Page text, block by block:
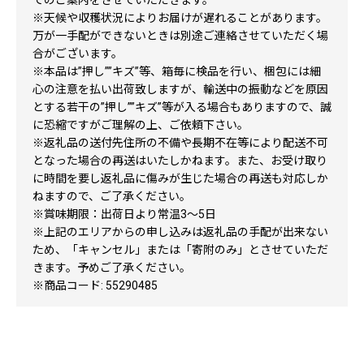
※天候や収穫状況によりお届けが遅れることがあります。
万が一手配ができないときは別途ご連絡させていただく場
合がございます。
※本品は”押し””キズ”等、箱毎に検品を行い、梱包には細
心の注意を払い出荷致しますが、輸送中の振動などを原因
とする若干の”押し””キズ”等が入る場合もありますので、誠
に恐縮ですがご理解の上、ご依頼下さい。
※返礼品の送付先住所の不備や長期不在等により配送不可
となった場合の再送はいたしかねます。また、お受け取り
に時間を要し返礼品に傷みが生じた場合の再送も対応しか
ねますので、ご了承ください。
※賞味期限：出荷日より常温3～5日
※上記のエリアからの申し込みは返礼品の手配が出来ない
ため、「キャンセル」または「寄附のみ」とさせていただ
きます。予めご了承ください。
※商品コード: 55290485